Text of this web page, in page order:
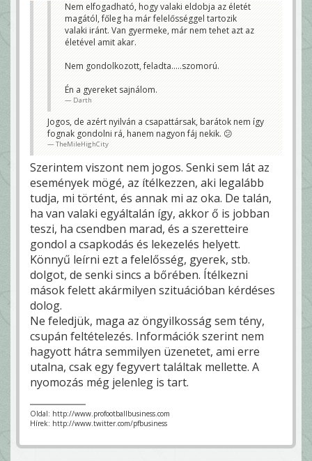
Nem elfogadható, hogy valaki eldobja az életét
magától, főleg ha már felelősséggel tartozik
valaki iránt. Van gyermeke, már nem tehet azt az
életével amit akar.
Nem gondolkozott, feladta.....szomorú.
Én a gyereket sajnálom.
Darth
Jogos, de azért nyilván a csapattársak, barátok nem így
fognak gondolni rá, hanem nagyon fáj nekik. 😕
TheMileHighCity
Szerintem viszont nem jogos. Senki sem lát az
események mögé, az ítélkezzen, aki legalább
tudja, mi történt, és annak mi az oka. De talán,
ha van valaki egyáltalán így, akkor ő is jobban
teszi, ha csendben marad, és a szeretteire
gondol a csapkodás és lekezelés helyett.
Könnyű leírni ezt a felelősség, gyerek, stb.
dolgot, de senki sincs a bőrében. Ítélkezni
mások felett akármilyen szituációban kérdéses
dolog.
Ne feledjük, maga az öngyilkosság sem tény,
csupán feltételezés. Információk szerint nem
hagyott hátra semmilyen üzenetet, ami erre
utalna, csak egy fegyvert találtak mellette. A
nyomozás még jelenleg is tart.
Oldal: http://www.profootballbusiness.com
Hírek: http://www.twitter.com/pfbusiness